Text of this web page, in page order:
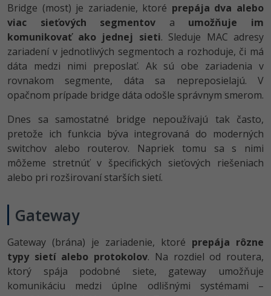
Bridge (most) je zariadenie, ktoré prepája dva alebo
viac sieťových segmentov a umožňuje im
komunikovať ako jednej sieti. Sleduje MAC adresy
zariadení v jednotlivých segmentoch a rozhoduje, či má
dáta medzi nimi preposlať. Ak sú obe zariadenia v
rovnakom segmente, dáta sa nepreposielajú. V
opačnom prípade bridge dáta odošle správnym smerom.
Dnes sa samostatné bridge nepoužívajú tak často,
pretože ich funkcia býva integrovaná do moderných
switchov alebo routerov. Napriek tomu sa s nimi
môžeme stretnúť v špecifických sieťových riešeniach
alebo pri rozširovaní starších sietí.
Gateway
Gateway (brána) je zariadenie, ktoré prepája rôzne
typy sietí alebo protokolov. Na rozdiel od routera,
ktorý spája podobné siete, gateway umožňuje
komunikáciu medzi úplne odlišnými systémami –